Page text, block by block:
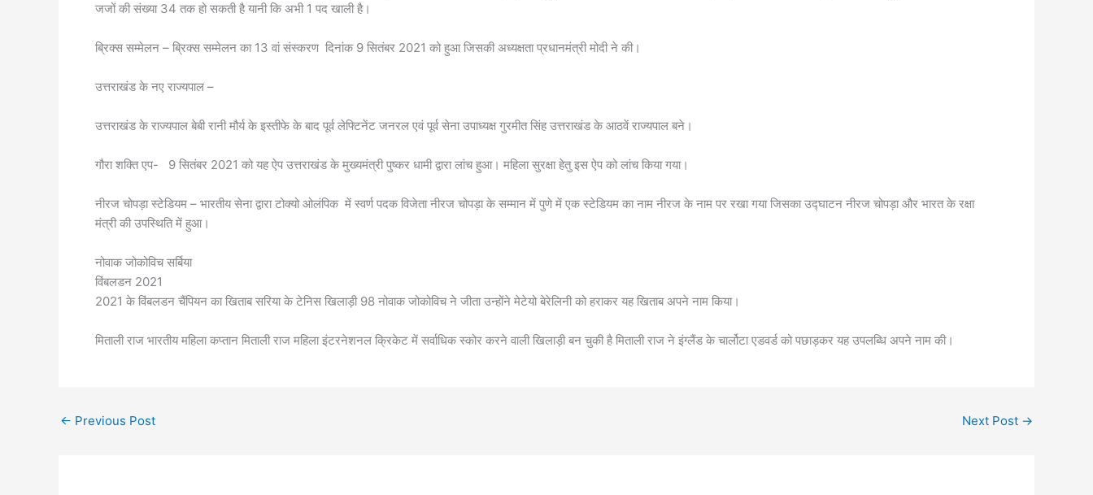
जजों की संख्या 34 तक हो सकती है यानी कि अभी 1 पद खाली है।
ब्रिक्स सम्मेलन – ब्रिक्स सम्मेलन का 13 वां संस्करण दिनांक 9 सितंबर 2021 को हुआ जिसकी अध्यक्षता प्रधानमंत्री मोदी ने की।
उत्तराखंड के नए राज्यपाल –
उत्तराखंड के राज्यपाल बेबी रानी मौर्य के इस्तीफे के बाद पूर्व लेफ्टिनेंट जनरल एवं पूर्व सेना उपाध्यक्ष गुरमीत सिंह उत्तराखंड के आठवें राज्यपाल बने।
गौरा शक्ति एप- 9 सितंबर 2021 को यह ऐप उत्तराखंड के मुख्यमंत्री पुष्कर धामी द्वारा लांच हुआ। महिला सुरक्षा हेतु इस ऐप को लांच किया गया।
नीरज चोपड़ा स्टेडियम – भारतीय सेना द्वारा टोक्यो ओलंपिक में स्वर्ण पदक विजेता नीरज चोपड़ा के सम्मान में पुणे में एक स्टेडियम का नाम नीरज के नाम पर रखा गया जिसका उद्घाटन नीरज चोपड़ा और भारत के रक्षा
मंत्री की उपस्थिति में हुआ।
नोवाक जोकोविच सर्बिया
विंबलडन 2021
2021 के विंबलडन चैंपियन का खिताब सरिया के टेनिस खिलाड़ी 98 नोवाक जोकोविच ने जीता उन्होंने मेटेयो बेरेलिनी को हराकर यह खिताब अपने नाम किया।
मिताली राज भारतीय महिला कप्तान मिताली राज महिला इंटरनेशनल क्रिकेट में सर्वाधिक स्कोर करने वाली खिलाड़ी बन चुकी है मिताली राज ने इंग्लैंड के चार्लोटा एडवर्ड को पछाड़कर यह उपलब्धि अपने नाम की।
← Previous Post Next Post →